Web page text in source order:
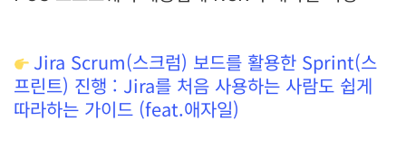
Jira Scrum(스크럼) 보드를 활용한 Sprint(스
프린트) 진행 : Jira를 처음 사용하는 사람도 쉽게
따라하는 가이드 (feat.애자일)